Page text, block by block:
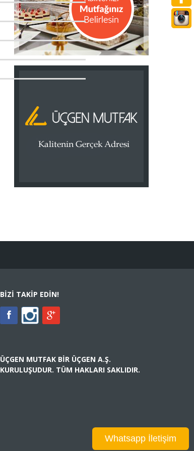
Whatsapp İletişim
BIZI TAKIP EDIN!
ÜÇGEN MUTFAK BIR ÜÇGEN A.Ş.
KURULUŞUDUR. TÜM HAKLARI SAKLIDIR.